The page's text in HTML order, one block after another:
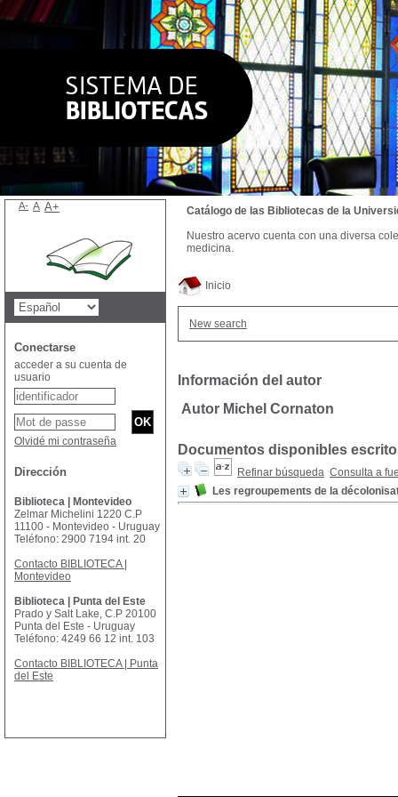
Inicio
New search
Información del autor
Autor Michel Cornaton
Documentos disponibles
Refinar búsqueda Consulta a
Les regroupements de la
Catálogo de las Bibliotecas de la
Nuestro acervo cuenta con una diversa
medicina.
A- A A+
Conectarse
acceder a su cuenta de
usuario
Olvidé mi contraseña
Dirección
Biblioteca | Montevideo
Zelmar Michelini 1220 C.P
11100 - Montevideo - Uruguay
Teléfono: 2900 7194 int. 20
Contacto BIBLIOTECA |
Montevideo
Biblioteca | Punta del Este
Prado y Salt Lake, C.P 20100
Punta del Este - Uruguay
Teléfono: 4249 66 12 int. 103
Contacto BIBLIOTECA | Punta
del Este